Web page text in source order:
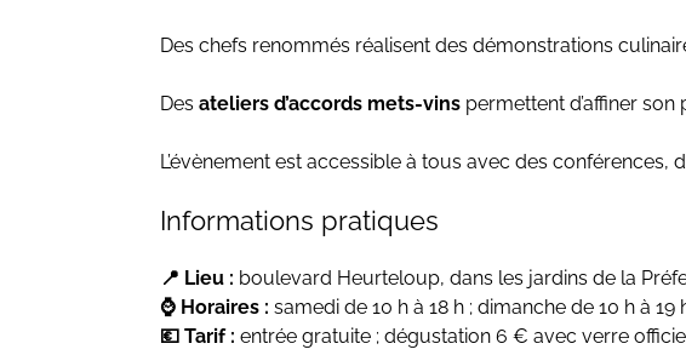
Des chefs renommés réalisent des démonstrations
Des ateliers d’accords mets-vins permettent d’affiner
L’évènement est accessible à tous avec des
Informations pratiques
📍 Lieu : boulevard Heurteloup, dans les jardins de la
⌚ Horaires : samedi de 10 h à 18 h ; dimanche de 10 h à 19
💶 Tarif : entrée gratuite ; dégustation 6 € avec verre